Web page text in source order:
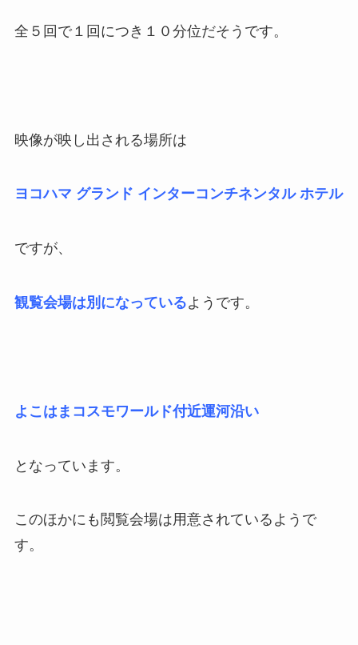
全５回で１回につき１０分位だそうです。
映像が映し出される場所は
ヨコハマ グランド インターコンチネンタル ホテル
ですが、
観覧会場は別になっているようです。
よこはまコスモワールド付近運河沿い
となっています。
このほかにも閲覧会場は用意されているようで
す。